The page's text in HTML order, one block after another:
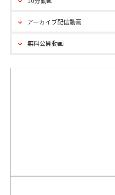
アーカイブ配信動画
無料公開動画